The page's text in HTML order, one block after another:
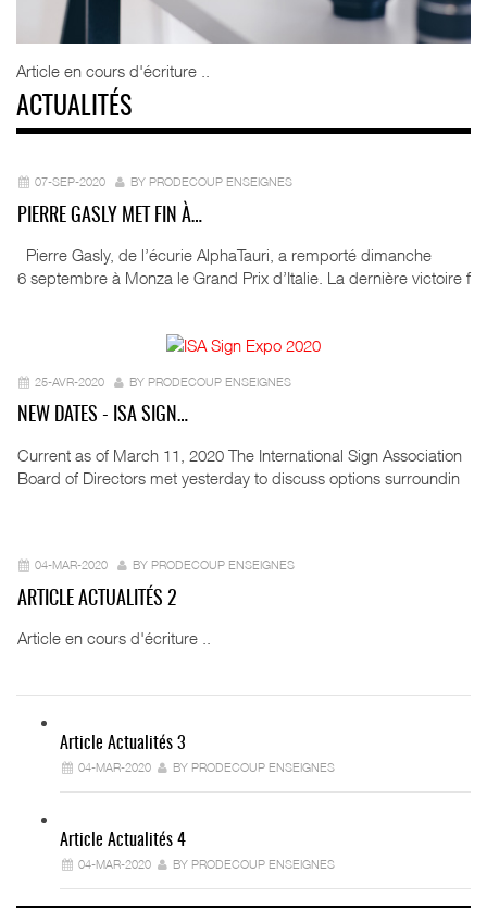
Article en cours d'écriture ..
ACTUALITÉS
07-SEP-2020 BY PRODECOUP ENSEIGNES
PIERRE GASLY MET FIN À…
Pierre Gasly, de l’écurie AlphaTauri, a remporté dimanche
6 septembre à Monza le Grand Prix d’Italie. La dernière victoire f
25-AVR-2020 BY PRODECOUP ENSEIGNES
NEW DATES - ISA SIGN…
Current as of March 11, 2020 The International Sign Association
Board of Directors met yesterday to discuss options surroundin
04-MAR-2020 BY PRODECOUP ENSEIGNES
ARTICLE ACTUALITÉS 2
Article en cours d'écriture ..
Article Actualités 3
04-MAR-2020 BY PRODECOUP ENSEIGNES
Article Actualités 4
04-MAR-2020 BY PRODECOUP ENSEIGNES